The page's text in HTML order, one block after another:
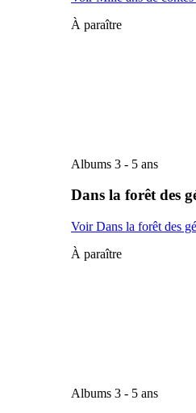
À paraître
Albums 3 - 5 ans
Dans la forêt des
Voir Dans la forêt des
À paraître
Albums 3 - 5 ans